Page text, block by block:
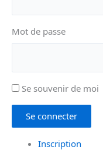
Mot de passe
Se souvenir de moi
Se connecter
Inscription